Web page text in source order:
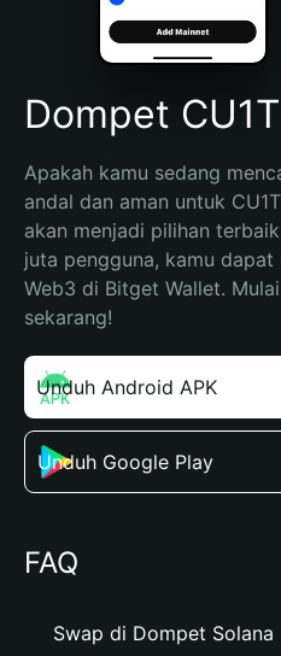
Português (Brasil)
Español (Argentina)
Dompet
Apakah kamu sedang
andal dan aman untuk
akan menjadi pilihan
juta pengguna, kamu
Web3 di Bitget Wallet.
sekarang!
Unduh Android APK
Unduh Google Play
FAQ
Swap di Dompet Solana